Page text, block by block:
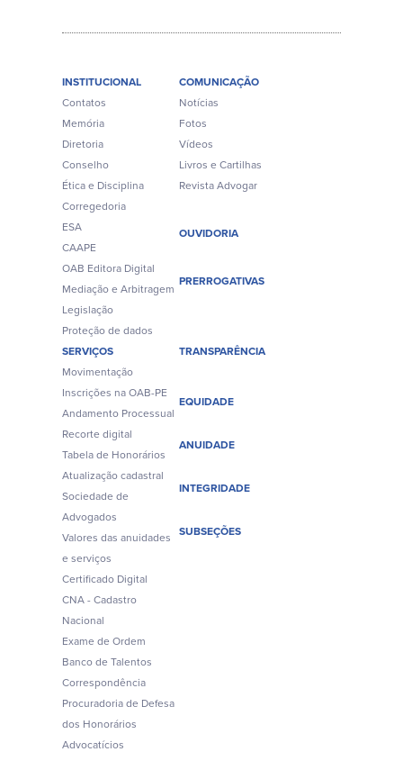
INSTITUCIONAL
Contatos
Memória
Diretoria
Conselho
Ética e Disciplina
Corregedoria
ESA
CAAPE
OAB Editora Digital
Mediação e Arbitragem
Legislação
Proteção de dados
COMUNICAÇÃO
Notícias
Fotos
Vídeos
Livros e Cartilhas
Revista Advogar
OUVIDORIA
PRERROGATIVAS
SERVIÇOS
Movimentação
Inscrições na OAB-PE
Andamento Processual
Recorte digital
Tabela de Honorários
Atualização cadastral
Sociedade de
Advogados
Valores das anuidades
e serviços
Certificado Digital
CNA - Cadastro
Nacional
Exame de Ordem
Banco de Talentos
Correspondência
Procuradoria de Defesa
dos Honorários
Advocatícios
TRANSPARÊNCIA
EQUIDADE
ANUIDADE
INTEGRIDADE
SUBSEÇÕES